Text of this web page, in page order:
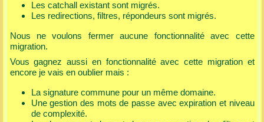
Les catchall existant sont migrés.
Les redirections, filtres, répondeurs sont migrés.
Nous ne voulons fermer aucune fonctionnalité avec cette
migration.
Vous gagnez aussi en fonctionnalité avec cette migration et
encore je vais en oublier mais :
La signature commune pour un même domaine.
Une gestion des mots de passe avec expiration et niveau
de complexité.